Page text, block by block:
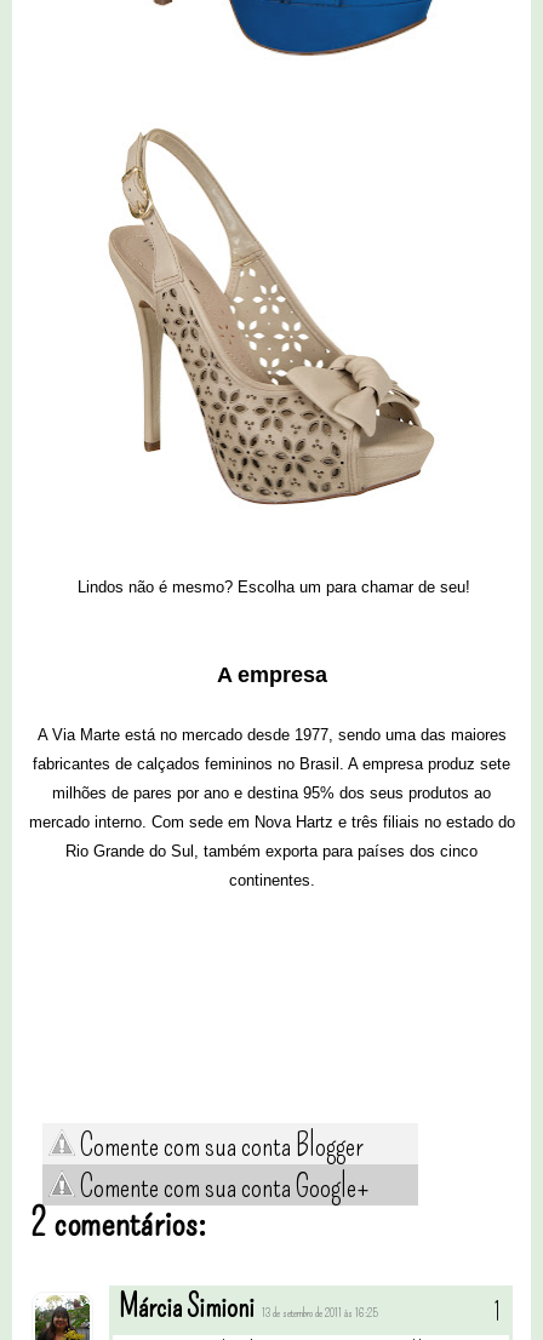
Lindos não é mesmo? Escolha um para chamar de seu!
A empresa
A Via Marte está no mercado desde 1977, sendo uma das maiores
fabricantes de calçados femininos no Brasil. A empresa produz sete
milhões de pares por ano e destina 95% dos seus produtos ao
mercado interno. Com sede em Nova Hartz e três filiais no estado do
Rio Grande do Sul, também exporta para países dos cinco
continentes.
Comente com sua conta Blogger
Comente com sua conta Google+
2 comentários:
Márcia Simioni 13 de setembro de 2011 às 16:25